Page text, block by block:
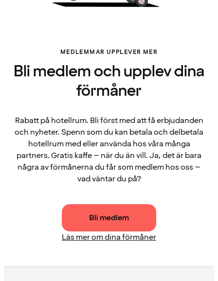
MEDLEMMAR UPPLEVER MER
Bli medlem och upplev dina
förmåner
Rabatt på hotellrum. Bli först med att få erbjudanden
och nyheter. Spenn som du kan betala och delbetala
hotellrum med eller använda hos våra många
partners. Gratis kaffe – när du än vill. Ja, det är bara
några av förmånerna du får som medlem hos oss –
vad väntar du på?
Bli medlem
Läs mer om dina förmåner